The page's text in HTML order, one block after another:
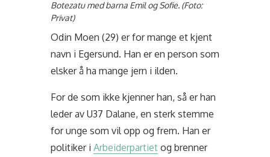
Botezatu med barna Emil og Sofie. (Foto:
Privat)
Odin Moen (29) er for mange et kjent
navn i Egersund. Han er en person som
elsker å ha mange jern i ilden.
For de som ikke kjenner han, så er han
leder av U37 Dalane, en sterk stemme
for unge som vil opp og frem. Han er
politiker iArbeiderpartiet og brenner